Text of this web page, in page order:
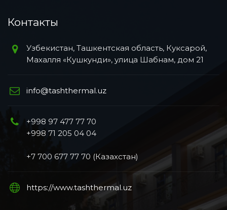
Контакты
Узбекистан, Ташкентская область, Куксарой,
Махалля «Кушкунди», улица Шабнам, дом 21
info@tashthermal.uz
+998 97 477 77 70
+998 71 205 04 04
+7 700 677 77 70 (Казахстан)
https://www.tashthermal.uz